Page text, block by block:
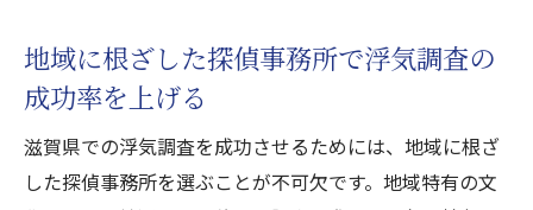
浮気調査で後悔しない探偵選びの基準
失敗しない探偵事務所選びのための注意点
浮気調査で後悔しないために知っておくべ
きこと
地域に根ざした探偵事務所で浮気調査の
成功率を上げる
滋賀県での浮気調査を成功させるためには、地域に根ざ
した探偵事務所を選ぶことが不可欠です。地域特有の文